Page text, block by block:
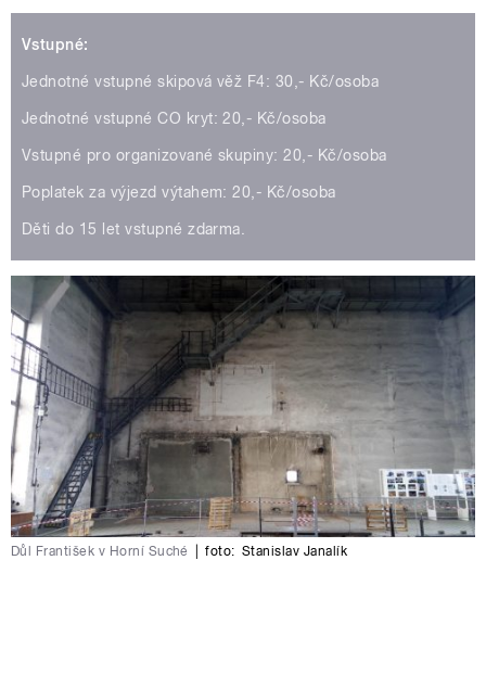
Vstupné:
Jednotné vstupné skipová věž F4: 30,- Kč/osoba
Jednotné vstupné CO kryt: 20,- Kč/osoba
Vstupné pro organizované skupiny: 20,- Kč/osoba
Poplatek za výjezd výtahem: 20,- Kč/osoba
Děti do 15 let vstupné zdarma.
Důl František v Horní Suché foto: Stanislav Janalík